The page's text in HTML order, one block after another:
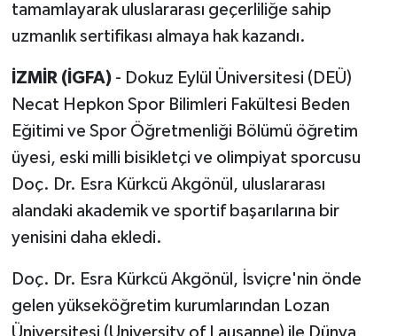
tamamlayarak uluslararası geçerliliğe sahip
uzmanlık sertifikası almaya hak kazandı.
İZMİR (İGFA) - Dokuz Eylül Üniversitesi (DEÜ)
Necat Hepkon Spor Bilimleri Fakültesi Beden
Eğitimi ve Spor Öğretmenliği Bölümü öğretim
üyesi, eski milli bisikletçi ve olimpiyat sporcusu
Doç. Dr. Esra Kürkcü Akgönül, uluslararası
alandaki akademik ve sportif başarılarına bir
yenisini daha ekledi.
Doç. Dr. Esra Kürkcü Akgönül, İsviçre'nin önde
gelen yükseköğretim kurumlarından Lozan